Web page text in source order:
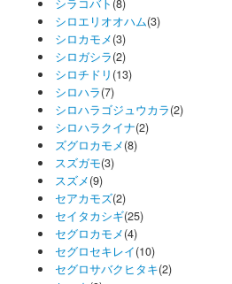
シロエリオオハム(3)
シロカモメ(3)
シロガシラ(2)
シロチドリ (13)
シロハラ(7)
シロハラゴジュウカラ(2)
シロハラクイナ(2)
ズグロカモメ(8)
スズガモ(3)
スズメ(9)
セアカモズ(2)
セイタカシギ(25)
セグロカモメ(4)
セグロセキレイ(10)
セグロサバクヒタキ(2)